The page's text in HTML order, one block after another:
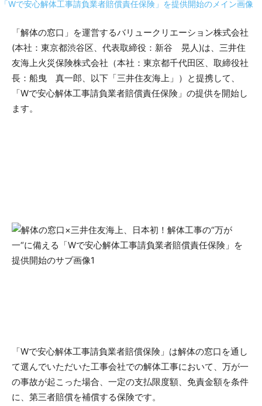
「解体の窓口」を運営するバリュークリエーション株式会社
(本社：東京都渋谷区、代表取締役：新谷 晃人)は、三井住
友海上火災保険株式会社（本社：東京都千代田区、取締役社
長：船曳 真一郎、以下「三井住友海上」）と提携して、
「Wで安心解体工事請負業者賠償責任保険」の提供を開始し
ます。
「Wで安心解体工事請負業者賠償保険」は解体の窓口を通し
て選んでいただいた工事会社での解体工事において、万が一
の事故が起こった場合、一定の支払限度額、免責金額を条件
に、第三者賠償を補償する保険です。